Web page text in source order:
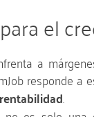
el
a
responde a
.